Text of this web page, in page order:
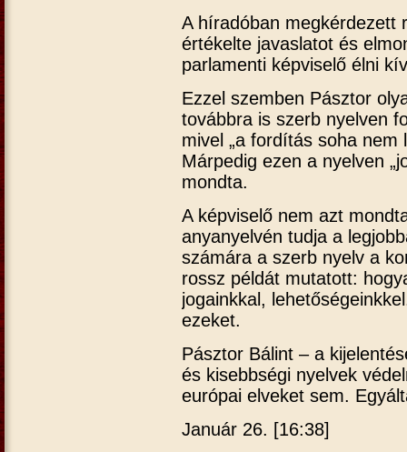
A híradóban megkérdezett
értékelte javaslatot és
parlamenti képviselő élni
Ezzel szemben Pásztor
továbbra is szerb nyelven
mivel „a fordítás soha nem
Márpedig ezen a nyelven
mondta.
A képviselő nem azt
anyanyelvén tudja a
számára a szerb nyelv a
rossz példát mutatott:
jogainkkal,
ezeket.
Pásztor Bálint – a
és kisebbségi nyelvek
európai elveket sem.
Január 26. [16:38]